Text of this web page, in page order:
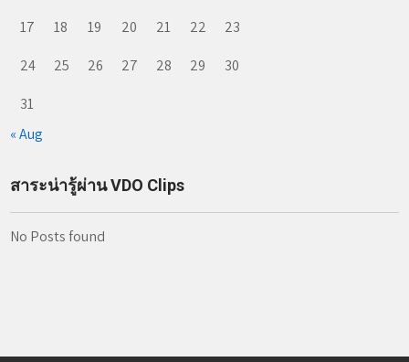
17
18 19 20 21 22
23
24
25 26 27 28 29
30
31
« Aug
สาระน่ารู้ผ่าน VDO Clips
No Posts found